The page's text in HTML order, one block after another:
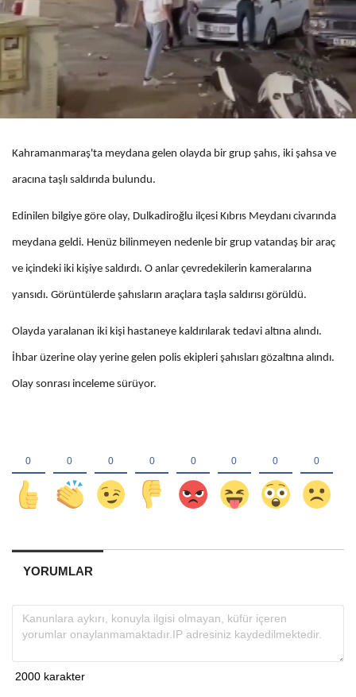
Kahramanmaraş'ta meydana gelen olayda bir grup şahıs, iki şahsa ve
aracına taşlı saldırıda bulundu.
Edinilen bilgiye göre olay, Dulkadiroğlu ilçesi Kıbrıs Meydanı civarında
meydana geldi. Henüz bilinmeyen nedenle bir grup vatandaş bir araç
ve içindeki iki kişiye saldırdı. O anlar çevredekilerin kameralarına
yansıdı. Görüntülerde şahısların araçlara taşla saldırısı görüldü.
Olayda yaralanan iki kişi hastaneye kaldırılarak tedavi altına alındı.
İhbar üzerine olay yerine gelen polis ekipleri şahısları gözaltına alındı.
Olay sonrası inceleme sürüyor.
YORUMLAR